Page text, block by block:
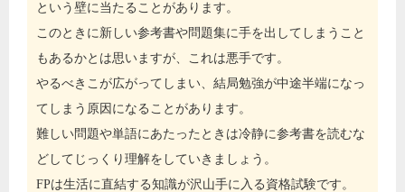
という壁に当たることがあります。
このときに新しい参考書や問題集に手を出してしまうこと
もあるかとは思いますが、これは悪手です。
やるべきこが広がってしまい、結局勉強が中途半端になっ
てしまう原因になることがあります。
難しい問題や単語にあたったときは冷静に参考書を読むな
どしてじっくり理解をしていきましょう。
FPは生活に直結する知識が沢山手に入る資格試験です。